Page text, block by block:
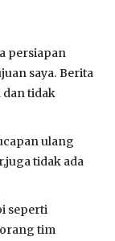
persiapan
saya. Berita
tidak
ulang
tidak ada
seperti
tim